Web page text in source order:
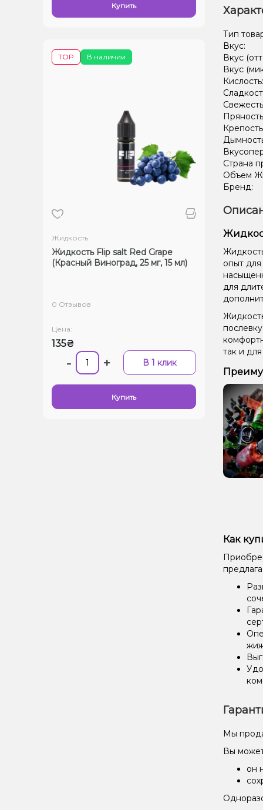
Купить
В наличии
TOP
Жидкость
Жидкость Flip salt Red Grape
(Красный Виноград, 25 мг, 15 мл)
0 Отзывов
Цена:
135₴
- + В 1 клик
Купить
Тип
Вкус:
Вкус
Вкус
Кислость:
Страна
Объем
Бренд:
опыт
для
так и
Как
Мы
Вы
он